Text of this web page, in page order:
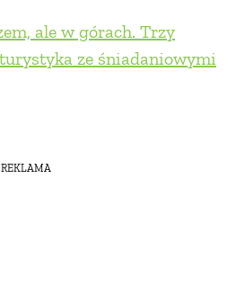
ale w górach. Trzy
ze śniadaniowymi
REKLAMA